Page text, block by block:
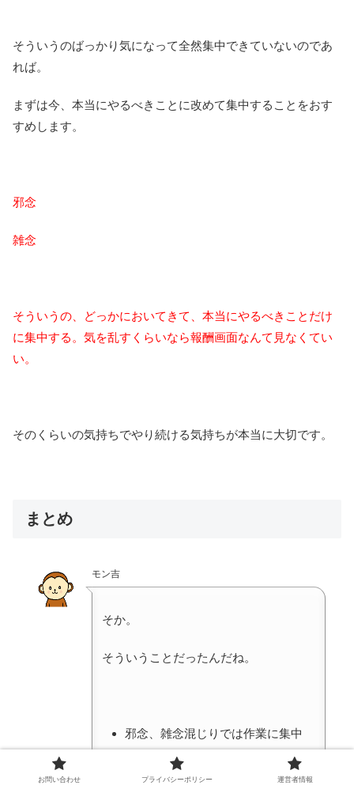
そういうのばっかり気になって全然集中できていないのであ
れば。
まずは今、本当にやるべきことに改めて集中することをおす
すめします。
邪念
雑念
そういうの、どっかにおいてきて、本当にやるべきことだけ
に集中する。気を乱すくらいなら報酬画面なんて見なくてい
い。
そのくらいの気持ちでやり続ける気持ちが本当に大切です。
まとめ
モン吉
そか。
そういうことだったんだね。
邪念、雑念混じりでは作業に集中
報酬画面を見ることで集中力を欠
お問い合わせ プライバシーポリシー 運営者情報